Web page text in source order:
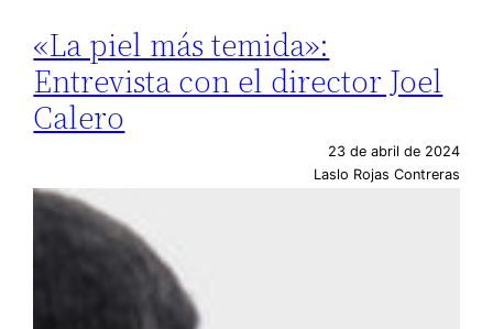
«La piel más temida»:
Entrevista con el director Joel
Calero
23 de abril de 2024
Laslo Rojas Contreras